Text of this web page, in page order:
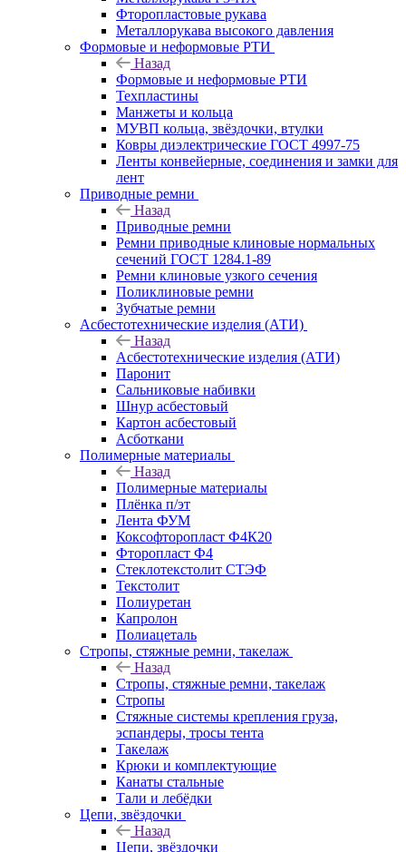
Фторопластовые рукава
Металлорукава высокого давления
Формовые и неформовые РТИ
Назад
Формовые и неформовые РТИ
Техпластины
Манжеты и кольца
МУВП кольца, звёздочки, втулки
Ковры диэлектрические ГОСТ 4997-75
Ленты конвейерные, соединения и замки для
лент
Приводные ремни
Назад
Приводные ремни
Ремни приводные клиновые нормальных
сечений ГОСТ 1284.1-89
Ремни клиновые узкого сечения
Поликлиновые ремни
Зубчатые ремни
Асбестотехнические изделия (АТИ)
Назад
Асбестотехнические изделия (АТИ)
Паронит
Сальниковые набивки
Шнур асбестовый
Картон асбестовый
Асботкани
Полимерные материалы
Назад
Полимерные материалы
Плёнка п/эт
Лента ФУМ
Коксофторопласт Ф4К20
Фторопласт Ф4
Стеклотекстолит СТЭФ
Текстолит
Полиуретан
Капролон
Полиацеталь
Стропы, стяжные ремни, такелаж
Назад
Стропы, стяжные ремни, такелаж
Стропы
Стяжные системы крепления груза,
эспандеры, тросы тента
Такелаж
Крюки и комплектующие
Канаты стальные
Тали и лебёдки
Цепи, звёздочки
Назад
Цепи, звёздочки